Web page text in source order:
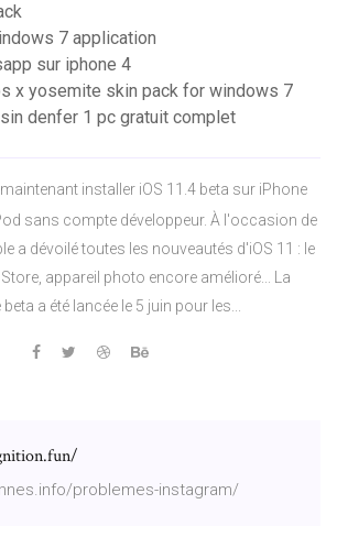
7 application
sur iphone 4
x yosemite skin pack for windows 7
denfer 1 pc gratuit complet
installer iOS 11.4 beta sur iPhone
sans compte développeur. À l'occasion de
a dévoilé toutes les nouveautés d'iOS 11 : le
appareil photo encore amélioré... La
a été lancée le 5 juin pour les...
problemes-instagram/